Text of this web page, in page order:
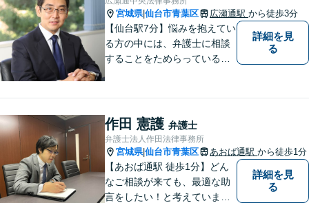
宮城県|仙台市青葉区 広瀬通駅 から徒歩3分
【仙台駅7分】悩みを抱えてい
る方の中には、弁護士に相談
することをためらっている方
待できます。 どんなことで
も、お気軽に相談ください。
詳細を見
る
作田 憲護 弁護士
弁護士法人作田法律事務所
宮城県|仙台市青葉区 あおば通駅 から徒歩1分
【あおば通駅 徒歩1分】どん
なご相談が来ても、最適な助
言をしたい！と考えていま
詳細を見
る